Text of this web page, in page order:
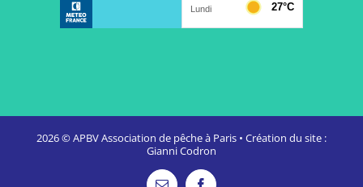
2026 ©APBV Association de pêche à Paris • Création du site :
Gianni Codron